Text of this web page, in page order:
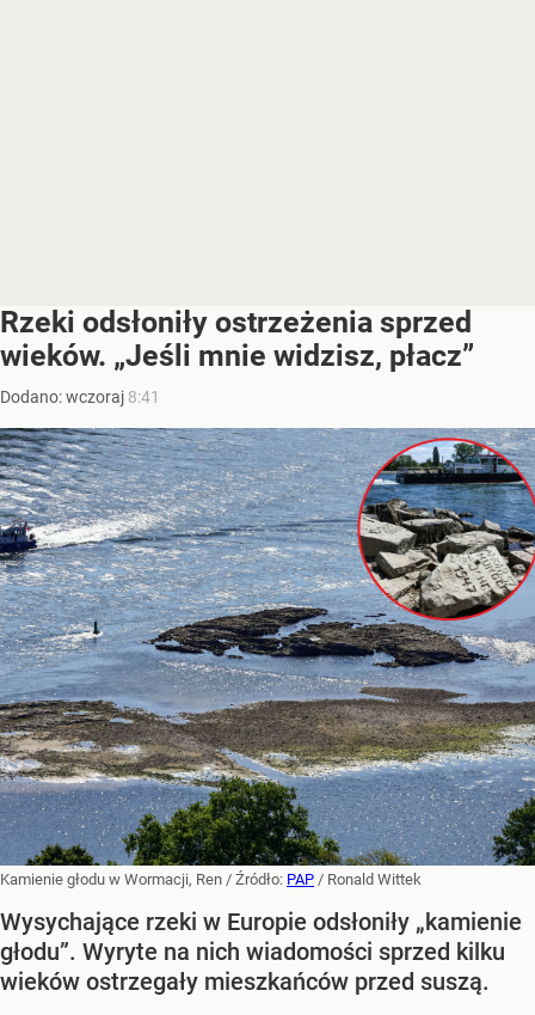
Rzeki odsłoniły ostrzeżenia sprzed
wieków. „Jeśli mnie widzisz, płacz”
Dodano:wczoraj 8:41
Kamienie głodu w Wormacji, Ren / Źródło: PAP / Ronald Wittek
Wysychające rzeki w Europie odsłoniły „kamienie
głodu”. Wyryte na nich wiadomości sprzed kilku
wieków ostrzegały mieszkańców przed suszą.